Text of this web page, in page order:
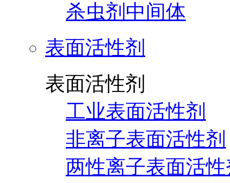
杀虫剂中间体
表面活性剂
表面活性剂
工业表面活性剂
非离子表面活性剂
两性离子表面活